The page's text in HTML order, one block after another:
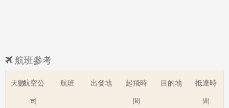
航班參考
天數航空公
司
航班 出發地 起飛時
間
目的地 抵達時
間